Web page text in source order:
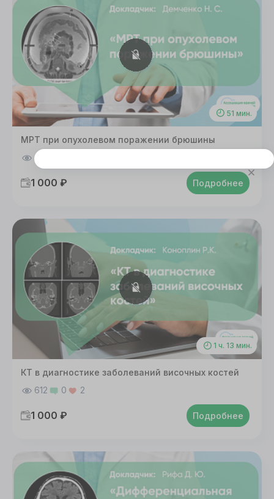
51 мин.
МРТ при опухолевом поражении брюшины
465
1 000 ₽ Подробнее
1 ч. 13 мин.
КТ в диагностике заболеваний височных костей
612
0 2
1 000 ₽ Подробнее
Этот сайт использует cookie
Для корректной работы данного сайта
СОГЛАСИЕ ПОДРОБНОСТИ O COOKIE
Настроить
Принять все